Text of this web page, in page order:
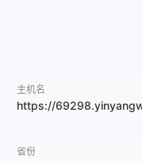
主机名
https://
省份